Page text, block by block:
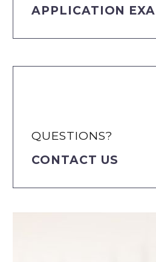
APPLICATION
QUESTIONS?
CONTACT US